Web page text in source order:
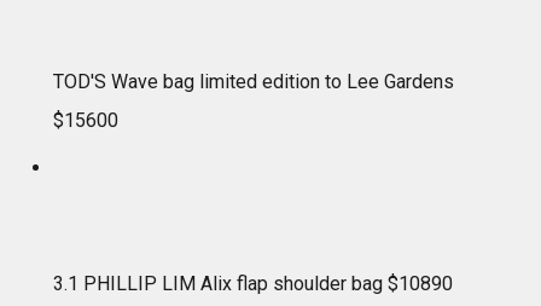
TOD'S Wave bag limited edition to Lee Gardens
$15600
3.1 PHILLIP LIM Alix flap shoulder bag $10890